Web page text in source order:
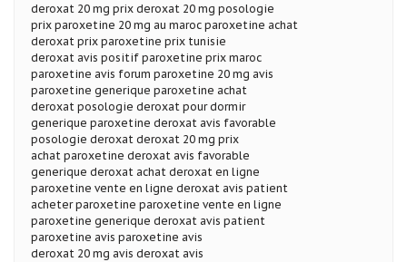
deroxat 20 mg prix deroxat 20 mg posologie
prix paroxetine 20 mg au maroc paroxetine achat
deroxat prix paroxetine prix tunisie
deroxat avis positif paroxetine prix maroc
paroxetine avis forum paroxetine 20 mg avis
paroxetine generique paroxetine achat
deroxat posologie deroxat pour dormir
generique paroxetine deroxat avis favorable
posologie deroxat deroxat 20 mg prix
achat paroxetine deroxat avis favorable
generique deroxat achat deroxat en ligne
paroxetine vente en ligne deroxat avis patient
acheter paroxetine paroxetine vente en ligne
paroxetine generique deroxat avis patient
paroxetine avis paroxetine avis
deroxat 20 mg avis deroxat avis